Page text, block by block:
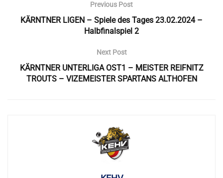
Previous Post
KÄRNTNER LIGEN – Spiele des Tages 23.02.2024 –
Halbfinalspiel 2
Next Post
KÄRNTNER UNTERLIGA OST1 – MEISTER REIFNITZ
TROUTS – VIZEMEISTER SPARTANS ALTHOFEN